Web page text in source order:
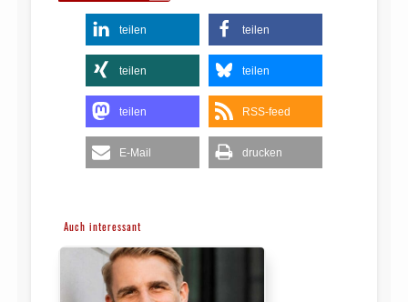
teilen teilen
teilen teilen
teilen RSS-feed
E-Mail drucken
Auch interessant